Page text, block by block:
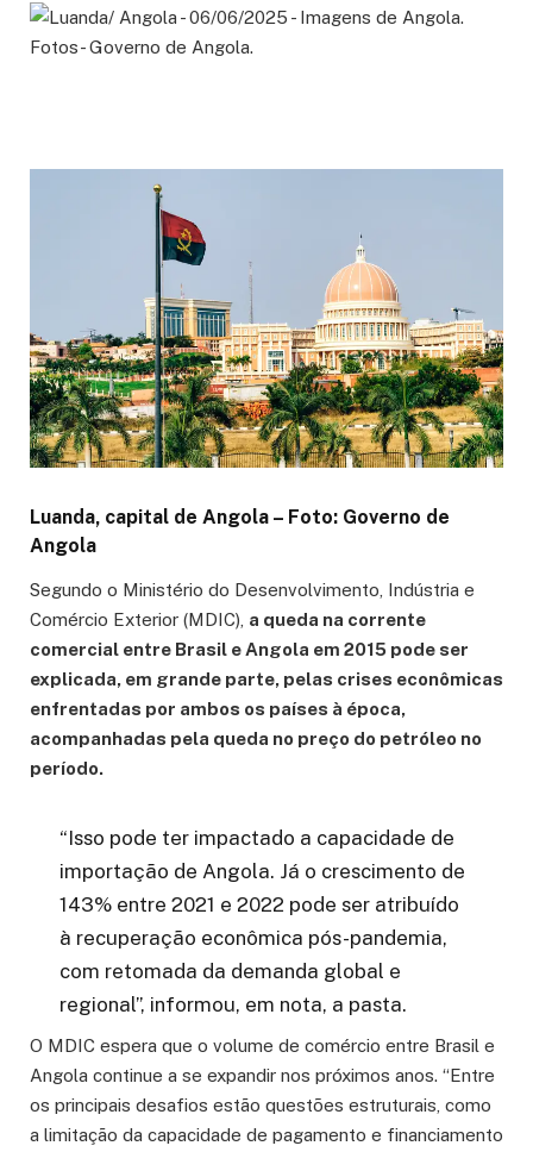
Luanda, capital de Angola – Foto: Governo de
Angola
Segundo o Ministério do Desenvolvimento, Indústria e
Comércio Exterior (MDIC), a queda na corrente
comercial entre Brasil e Angola em 2015 pode ser
explicada, em grande parte, pelas crises econômicas
enfrentadas por ambos os países à época,
acompanhadas pela queda no preço do petróleo no
período.
“Isso pode ter impactado a capacidade de
importação de Angola. Já o crescimento de
143% entre 2021 e 2022 pode ser atribuído
à recuperação econômica pós-pandemia,
com retomada da demanda global e
regional”, informou, em nota, a pasta.
O MDIC espera que o volume de comércio entre Brasil e
Angola continue a se expandir nos próximos anos. “Entre
os principais desafios estão questões estruturais, como
a limitação da capacidade de pagamento e financiamento